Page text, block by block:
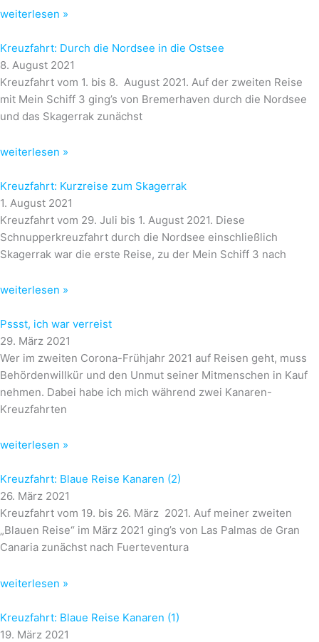
weiterlesen »
Kreuzfahrt: Durch die Nordsee in die Ostsee
8. August 2021
Kreuzfahrt vom 1. bis 8. August 2021. Auf der zweiten Reise
mit Mein Schiff 3 ging’s von Bremerhaven durch die Nordsee
und das Skagerrak zunächst
weiterlesen »
Kreuzfahrt: Kurzreise zum Skagerrak
1. August 2021
Kreuzfahrt vom 29. Juli bis 1. August 2021. Diese
Schnupperkreuzfahrt durch die Nordsee einschließlich
Skagerrak war die erste Reise, zu der Mein Schiff 3 nach
weiterlesen »
Pssst, ich war verreist
29. März 2021
Wer im zweiten Corona-Frühjahr 2021 auf Reisen geht, muss
Behördenwillkür und den Unmut seiner Mitmenschen in Kauf
nehmen. Dabei habe ich mich während zwei Kanaren-
Kreuzfahrten
weiterlesen »
Kreuzfahrt: Blaue Reise Kanaren (2)
26. März 2021
Kreuzfahrt vom 19. bis 26. März 2021. Auf meiner zweiten
„Blauen Reise“ im März 2021 ging’s von Las Palmas de Gran
Canaria zunächst nach Fuerteventura
weiterlesen »
Kreuzfahrt: Blaue Reise Kanaren (1)
19. März 2021